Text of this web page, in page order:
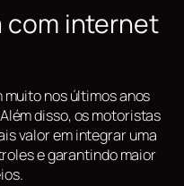
com internet
nos últimos anos
disso, os motoristas
valor em integrar uma
e garantindo maior